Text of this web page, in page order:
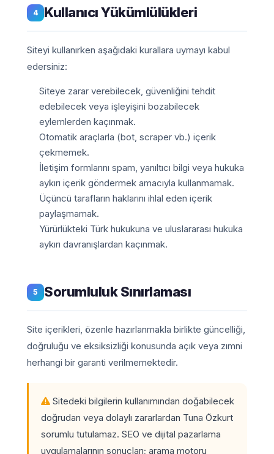
4 Kullanıcı Yükümlülükleri
Siteyi kullanırken aşağıdaki kurallara uymayı kabul
edersiniz:
Siteye zarar verebilecek, güvenliğini tehdit
edebilecek veya işleyişini bozabilecek
eylemlerden kaçınmak.
Otomatik araçlarla (bot, scraper vb.) içerik
çekmemek.
İletişim formlarını spam, yanıltıcı bilgi veya hukuka
aykırı içerik göndermek amacıyla kullanmamak.
Üçüncü tarafların haklarını ihlal eden içerik
paylaşmamak.
Yürürlükteki Türk hukukuna ve uluslararası hukuka
aykırı davranışlardan kaçınmak.
5 Sorumluluk Sınırlaması
Site içerikleri, özenle hazırlanmakla birlikte güncelliği,
doğruluğu ve eksiksizliği konusunda açık veya zımni
herhangi bir garanti verilmemektedir.
Sitedeki bilgilerin kullanımından doğabilecek
doğrudan veya dolaylı zararlardan Tuna Özkurt
sorumlu tutulamaz. SEO ve dijital pazarlama
uygulamalarının sonuçları; arama motoru